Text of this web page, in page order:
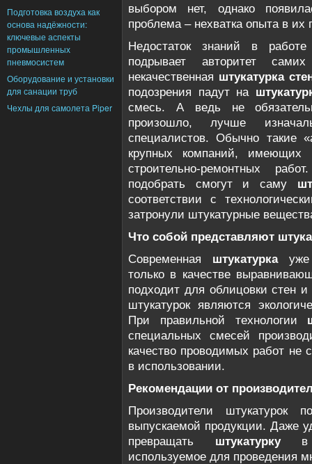
Подготовка воздуха как
основа надёжности:
ключевые аспекты
промышленных
пневмосистем
Оборудование и установки
для санации труб
Чехлы для самолета Piper
выбором нет, однако
проблема – нехватка опыта в их
Недостаток знаний в
подрывает авторитет
некачественная штукатурка
подозрения падут на
смесь. А ведь не
произошло, лучше
специалистов. Обычно такие
крупных компаний,
строительно-ремонтных
подобрать смогут и саму
соответствии с
затронули штукатурные
Что собой представляют
Современная штукатурка
только в качестве
подходит для облицовки стен
штукатурок являются
При правильной технологии
специальных смесей
качество проводимых работ не
в использовании.
Рекомендации от
Производители штукатурок
выпускаемой продукции. Даже
превращать штукатурку
используемое для проведения